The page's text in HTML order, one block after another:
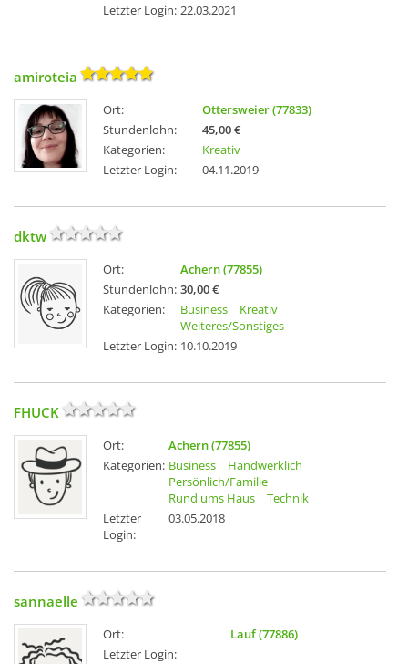
Letzter Login: 22.03.2021
amiroteia
Ort:
Ottersweier (77833)
Stundenlohn:
45,00 €
Kategorien:
Kreativ
Letzter Login:
04.11.2019
dktw
Ort:
Achern (77855)
Stundenlohn: 30,00 €
Kategorien:
Business
Kreativ
Weiteres/Sonstiges
Letzter Login: 10.10.2019
FHUCK
Ort:
Achern (77855)
Kategorien: Business
Handwerklich
Persönlich/Familie
Rund ums Haus
Technik
Letzter
Login:
03.05.2018
sannaelle
Ort:
Lauf (77886)
Letzter Login: